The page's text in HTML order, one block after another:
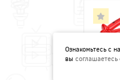
Ознакомьтесь с
вы соглашаетесь